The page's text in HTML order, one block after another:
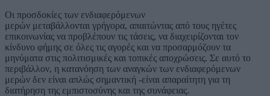
Οι προσδοκίες των ενδιαφερόμενων
μερών μεταβάλλονται γρήγορα, απαιτώντας από τους ηγέτες
επικοινωνίας να προβλέπουν τις τάσεις, να διαχειρίζονται τον
κίνδυνο φήμης σε όλες τις αγορές και να προσαρμόζουν τα
μηνύματα στις πολιτισμικές και τοπικές αποχρώσεις. Σε αυτό το
περιβάλλον, η κατανόηση των αναγκών των ενδιαφερόμενων
μερών δεν είναι απλώς σημαντική -είναι απαραίτητη για τη
διατήρηση της εμπιστοσύνης και της συνάφειας.